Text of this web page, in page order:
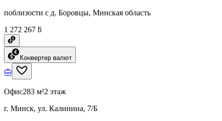
поблизости с д. Боровцы, Минская область
1 272 267 ƃ
Конвертер валют
Офис283 м²2 этаж
г. Минск, ул. Калинина, 7/Б